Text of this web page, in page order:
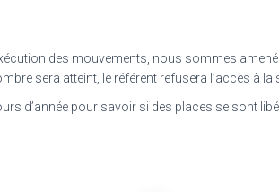
des mouvements, nous sommes
sera atteint, le référent refusera l’accès à la
d’année pour savoir si des places se sont